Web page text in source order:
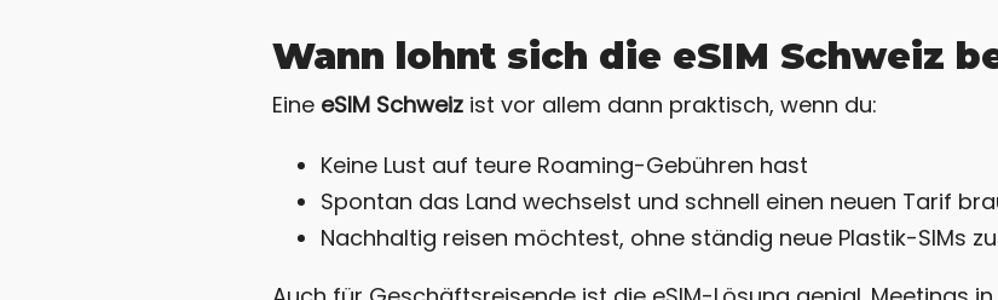
Wann lohnt sich die eSIM Schweiz
Eine eSIM Schweizist vor allem dann praktisch, wenn du:
Keine Lust auf teure Roaming-Gebühren hast
Spontan das Land wechselst und schnell einen neuen Tarif
Nachhaltig reisen möchtest, ohne ständig neue Plastik-SIMs